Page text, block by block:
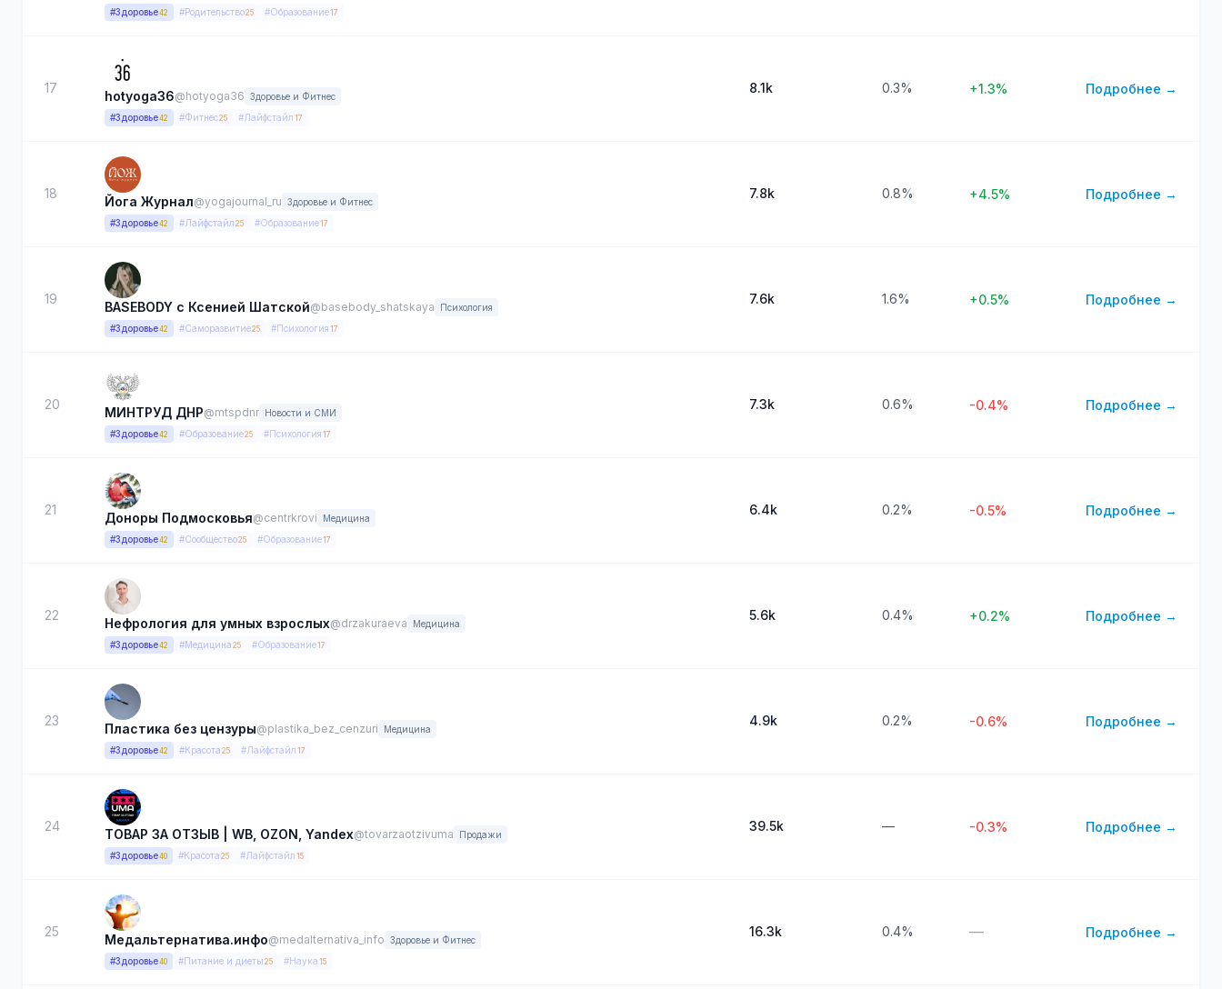
#Здоровье42 #Родительство25 #Образование17
17
hotyoga36@hotyoga36 Здоровье и Фитнес
#Здоровье42 #Фитнес25 #Лайфстайл 17
8.1k 0.3% +1.3% Подробнее →
18
Йога Журнал@yogajournal_ru Здоровье и Фитнес
#Здоровье42 #Лайфстайл 25 #Образование17
7.8k 0.8% +4.5% Подробнее →
19
BASEBODY с Ксенией Шатской@basebody_shatskaya
Психология
#Здоровье42 #Саморазвитие25 #Психология 17
7.6k 1.6% +0.5% Подробнее →
20
МИНТРУД ДНР@mtspdnr Новости и СМИ
#Здоровье42 #Образование25 #Психология 17
7.3k 0.6% -0.4% Подробнее →
21
Доноры Подмосковья@centrkrovi
Медицина
#Здоровье42 #Сообщество25 #Образование17
6.4k 0.2% -0.5% Подробнее →
22
Нефрология для умных взрослых@drzakuraeva
Медицина
#Здоровье42 #Медицина 25 #Образование17
5.6k 0.4% +0.2% Подробнее →
23
Пластика без цензуры@plastika_bez_cenzuri
Медицина
#Здоровье42 #Красота 25 #Лайфстайл 17
4.9k 0.2% -0.6% Подробнее →
24
ТОВАР ЗА ОТЗЫВ | WВ, OZON, Yandex@tovarzaotzivuma
Продажи
#Здоровье40 #Красота 25 #Лайфстайл 15
39.5k — -0.3% Подробнее →
25
Медальтернатива.инфо@medalternativa_info Здоровье и Фитнес
#Здоровье40 #Питание и диеты 25 #Наука 15
16.3k 0.4% — Подробнее →